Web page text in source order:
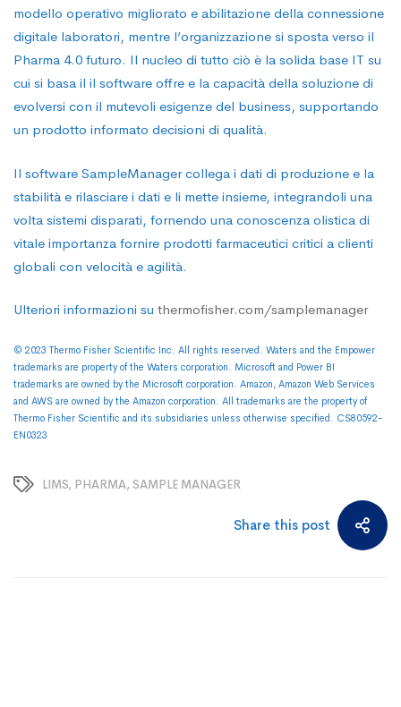
modello operativo migliorato e abilitazione della connessione
digitale laboratori, mentre l’organizzazione si sposta verso il
Pharma 4.0 futuro. Il nucleo di tutto ciò è la solida base IT su
cui si basa il il software offre e la capacità della soluzione di
evolversi con il mutevoli esigenze del business, supportando
un prodotto informato decisioni di qualità.
Il software SampleManager collega i dati di produzione e la
stabilità e rilasciare i dati e li mette insieme, integrandoli una
volta sistemi disparati, fornendo una conoscenza olistica di
vitale importanza fornire prodotti farmaceutici critici a clienti
globali con velocità e agilità.
Ulteriori informazioni su thermofisher.com/samplemanager
© 2023 Thermo Fisher Scientific Inc. All rights reserved. Waters and the Empower
trademarks are property of the Waters corporation. Microsoft and Power BI
trademarks are owned by the Microsoft corporation. Amazon, Amazon Web Services
and AWS are owned by the Amazon corporation. All trademarks are the property of
Thermo Fisher Scientific and its subsidiaries unless otherwise specified. CS80592-
EN0323
LIMS, PHARMA, SAMPLE MANAGER
Share this post